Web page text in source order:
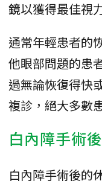
鏡以獲得最佳視
通常年輕患者的
他眼部問題的患
過無論恢復得快
複診，絕大多數
白內障手術
白內障手術後的